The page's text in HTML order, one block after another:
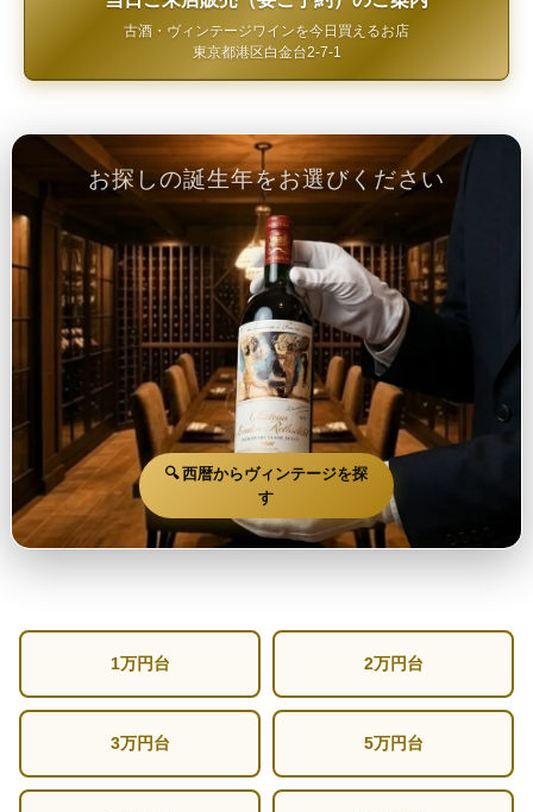
古酒・ヴィンテージワインを今日買えるお店
東京都港区白金台2-7-1
お探しの誕生年をお選びください
🔍 西暦からヴィンテージを探
す
1万円台 2万円台
3万円台 5万円台